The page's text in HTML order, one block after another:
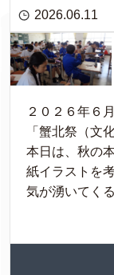
2026.06.11
２０２６年６
「蟹北祭（文
本日は、秋の
紙イラストを
気が湧いてく